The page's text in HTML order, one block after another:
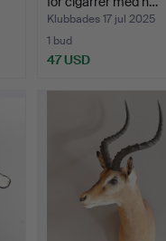
Klubbades 17 jul 2025
1 bud
47 USD